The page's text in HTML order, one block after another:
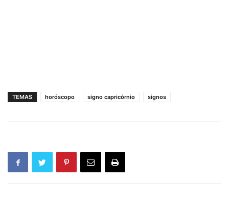
TEMAS horóscopo signo capricórnio signos